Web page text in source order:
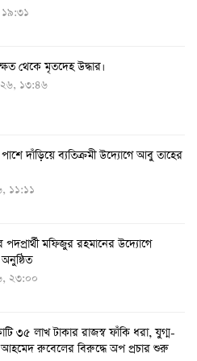
নতুন শনাক্ত ২৯৬
১৯:৩৪
শনাক্তের কিট
১৩:০৯
করোনা পরীক্ষার কিট, সময় লাগবে ৪-৫
১৪:০৩
শুরু শিশুদের করোনা টিকা
থেকে মৃতদেহ উদ্ধার।
১৩:৪৬
দাঁড়িয়ে ব্যতিক্রমী উদ্যোগে আবু তাহের
১১:১১
মফিজুর রহমানের উদ্যোগে
২৩:০০
৩৫ লাখ টাকার রাজস্ব ফাঁকি ধরা, যুগ্ম-
রুবেলের বিরুদ্ধে অপ প্রচার শুরু